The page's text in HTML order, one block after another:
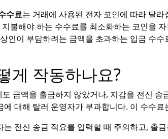
수료는 거래에 사용된 전자 코인에 따라 달
불해야 하는 수수료를 최소화하는 코인을
인이 부담하려는 금액을 초과하는 입금 수
게 작동하나요?
도 금액을 출금하지 않았거나, 지갑을 전신
대해 탈러 운영자가 부과합니다. 이 수수
전신 송금 적요를 입력할 때 주의하고, 출